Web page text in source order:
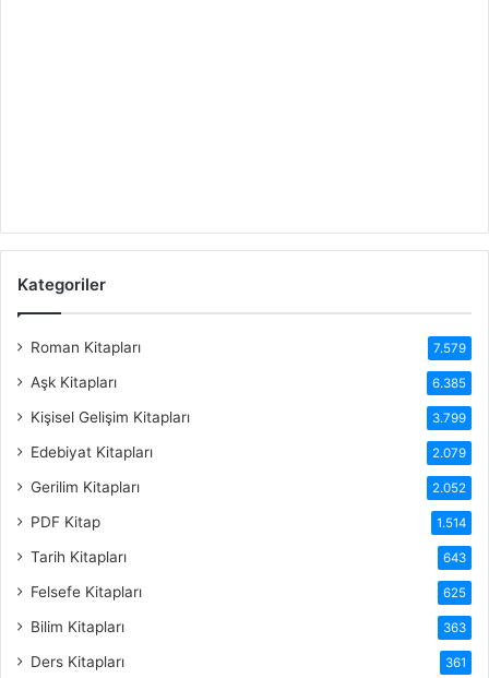
Kategoriler
Roman Kitapları 7.579
Aşk Kitapları 6.385
Kişisel Gelişim Kitapları 3.799
Edebiyat Kitapları 2.079
Gerilim Kitapları 2.052
PDF Kitap 1.514
Tarih Kitapları 643
Felsefe Kitapları 625
Bilim Kitapları 363
Ders Kitapları 361